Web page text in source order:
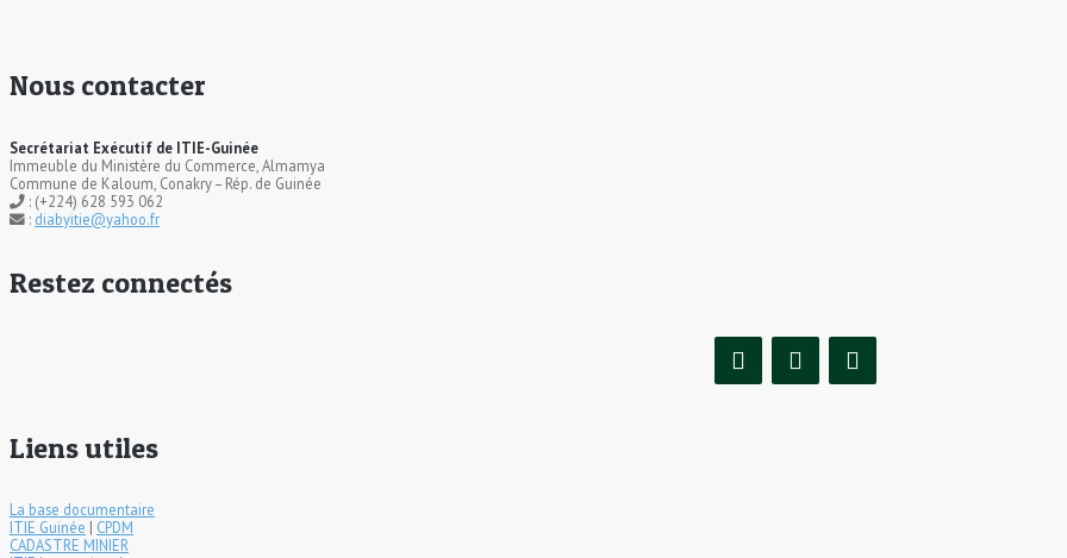
Nous contacter
Secrétariat Exécutif de ITIE-Guinée
Immeuble du Ministère du Commerce, Almamya
Commune de Kaloum, Conakry – Rép. de Guinée
: (+224) 628 593 062
: diabyitie@yahoo.fr
Restez connectés
Liens utiles
La base documentaire
ITIE Guinée | CPDM
CADASTRE MINIER